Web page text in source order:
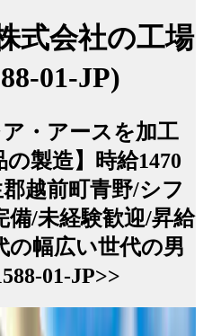
式会社の工場
01-JP)
ア・アースを加工
製造】時給1470
越前町青野/シフ
備/未経験歓迎/昇給
の幅広い世代の男
01-JP>>